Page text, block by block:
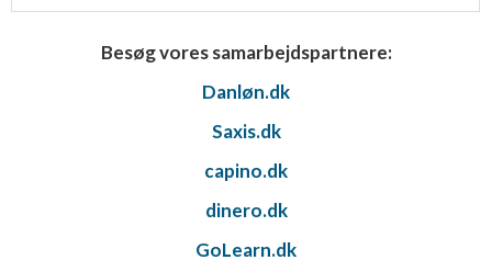
Besøg vores samarbejdspartnere:
Danløn.dk
Saxis.dk
capino.dk
dinero.dk
GoLearn.dk